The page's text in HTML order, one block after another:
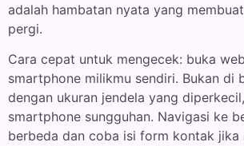
adalah hambatan nyata yang
pergi.
Cara cepat untuk mengecek: buka
smartphone milikmu sendiri. Bukan di
dengan ukuran jendela yang
smartphone sungguhan. Navigasi ke
berbeda dan coba isi form kontak jika